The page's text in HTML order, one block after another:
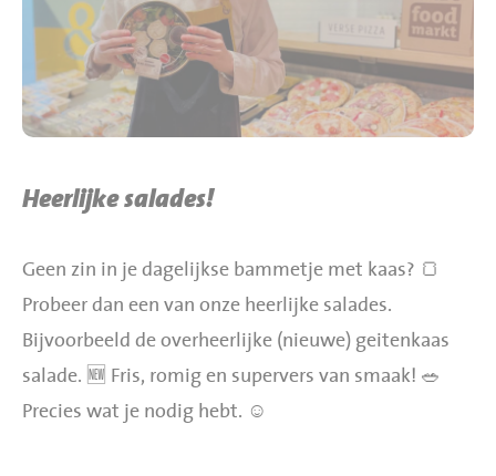
Jumbo Huibers Specials
Heerlijke salades!
Geen zin in je dagelijkse bammetje met kaas? 🍞
Probeer dan een van onze heerlijke salades.
Bijvoorbeeld de overheerlijke (nieuwe) geitenkaas
salade. 🆕 Fris, romig en supervers van smaak! 🥗
Precies wat je nodig hebt. ☺️